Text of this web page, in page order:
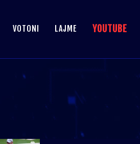
VOTONI LAJME YOUTUBE